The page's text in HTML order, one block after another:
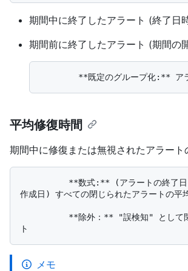
期間中に終了したアラート (終了日
期間前に終了したアラート (期間の
平均修復時間
期間中に修復または無視されたアラート
作成日) すべての閉じられたアラートの平
メモ